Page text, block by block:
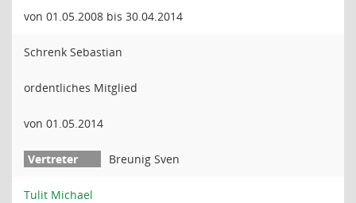
von 01.05.2008 bis 30.04.2014
Schrenk Sebastian
ordentliches Mitglied
von 01.05.2014
Breunig Sven
Tulit Michael